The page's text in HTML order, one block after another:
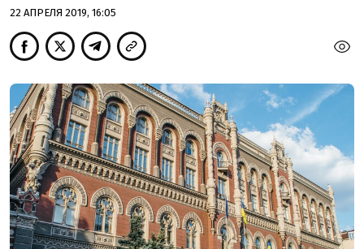
22 АПРЕЛЯ 2019, 16:05